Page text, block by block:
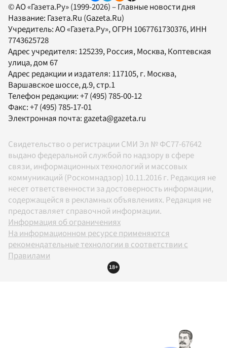
© АО «Газета.Ру» (1999-2026) – Главные новости дня
Название: Газета.Ru (Gazeta.Ru)
Учредитель:АО «Газета.Ру», ОГРН 1067761730376, ИНН
7743625728
Адрес учредителя: 125239, Россия, Москва, Коптевская
улица, дом 67
Адрес редакции и издателя: 117105, г. Москва,
Варшавское шоссе, д.9, стр.1
Телефон редакции:+7 (495) 785-00-12
Факс:+7 (495) 785-17-01
Электронная почта: gazeta@gazeta.ru
Свидетельство о регистрации СМИ Эл № ФС77-67642
выдано федеральной службой по надзору в сфере
связи, информационных технологий и массовых
коммуникаций (Роскомнадзор) 10.11.2016 г. Редакция не
несет ответственности за достоверность информации,
содержащейся в рекламных объявлениях. Редакция не
предоставляет справочной информации.
Информация об ограничениях
На информационном ресурсе применяются
рекомендательные технологии в соответствии с
Правилами
18+